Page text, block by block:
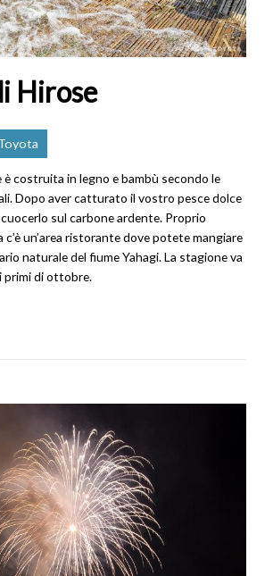
Hirose
è costruita in legno e bambù secondo le
Dopo aver catturato il vostro pesce dolce
sul carbone ardente. Proprio
c’è un’area ristorante dove potete mangiare
naturale del fiume Yahagi. La stagione va
primi di ottobre.